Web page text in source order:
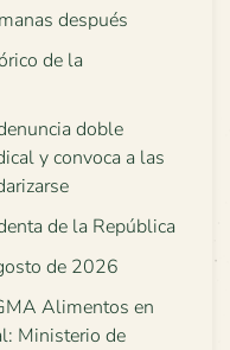
después
de la
doble
y convoca a las
de la República
de 2026
Alimentos en
Ministerio de